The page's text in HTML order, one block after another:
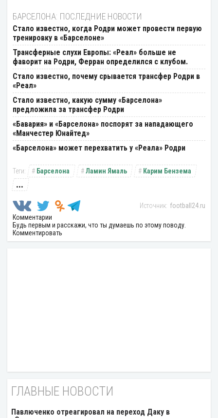
БАРСЕЛОНА: ПОСЛЕДНИЕ НОВОСТИ
Стало известно, когда Родри может провести первую
тренировку в «Барселоне»
Трансферные слухи Европы: «Реал» больше не
фаворит на Родри, Ферран определился с клубом.
Стало известно, почему срывается трансфер Родри в
«Реал»
Стало известно, какую сумму «Барселона»
предложила за трансфер Родри
«Бавария» и «Барселона» поспорят за нападающего
«Манчестер Юнайтед»
«Барселона» может перехватить у «Реала» Родри
Барселона Ламин Ямаль Карим Бензема
...
football24.ru
Комментарии
Будь первым и расскажи, что ты думаешь по этому поводу.
Комментировать
ГЛАВНЫЕ НОВОСТИ
Павлюченко отреагировал на переход Даку в